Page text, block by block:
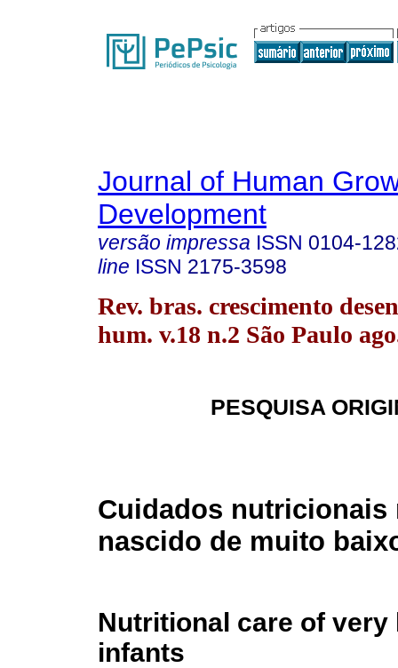
Journal of Human
Development
versão impressa ISSN 0104-
line ISSN 2175-3598
Rev. bras. crescimento
hum. v.18 n.2 São Paulo
PESQUISA
Cuidados nutricionais
nascido de muito
Nutritional care of
infants